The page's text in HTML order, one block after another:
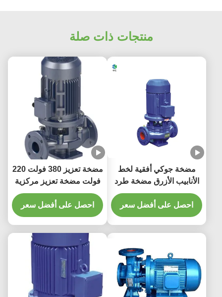
منتجات ذات صلة
مضخة جوكي أفقية لخط
الأنابيب الأزرق مضخة طرد
مركزي أحادية المرحلة
احصل على أفضل سعر
مضخة تعزيز 380 فولت 220
فولت مضخة تعزيز مركزية
عمودية ذات كفاءة عالية
وصوت منخفض
احصل على أفضل سعر